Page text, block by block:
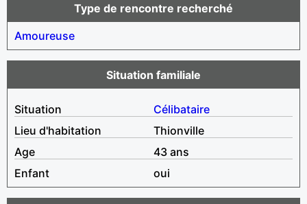
Type de rencontre recherché
Amoureuse
Situation familiale
Situation
Célibataire
Lieu d'habitation
Thionville
Age
43 ans
Enfant
oui